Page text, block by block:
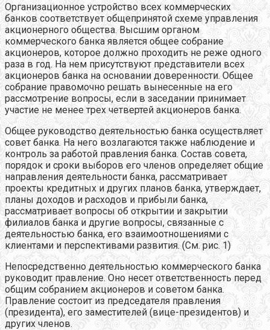
Организационное устройство всех коммерческих
банков соответствует общепринятой схеме управления
акционерного общества. Высшим органом
коммерческого банка является общее собрание
акционеров, которое должно проходить не реже одного
раза в год. На нем присутствуют представители всех
акционеров банка на основании доверенности. Общее
собрание правомочно решать вынесенные на его
рассмотрение вопросы, если в заседании принимает
участие не менее трех четвертей акционеров банка.
Общее руководство деятельностью банка осуществляет
совет банка. На него возлагаются также наблюдение и
контроль за работой правления банка. Состав совета,
порядок и сроки выборов его членов определяет общие
направления деятельности банка, рассматривает
проекты кредитных и других планов банка, утверждает,
планы доходов и расходов и прибыли банка,
рассматривает вопросы об открытии и закрытии
филиалов банка и другие вопросы, связанные с
деятельностью банка, его взаимоотношениями с
клиентами и перспективами развития. (См. рис. 1)
Непосредственно деятельностью коммерческого банка
руководит правление. Оно несет ответственность перед
общим собранием акционеров и советом банка.
Правление состоит из председателя правления
(президента), его заместителей (вице-президентов) и
других членов.